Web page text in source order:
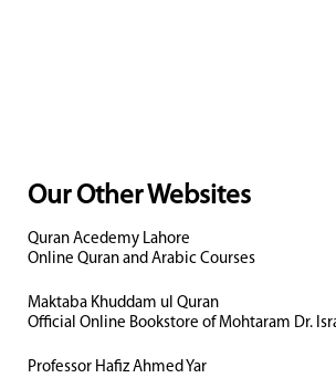
Our Other Websites
Quran Acedemy Lahore
Online Quran and Arabic Courses
Maktaba Khuddam ul Quran
Official Online Bookstore of Mohtaram Dr.
Professor Hafiz Ahmed Yar